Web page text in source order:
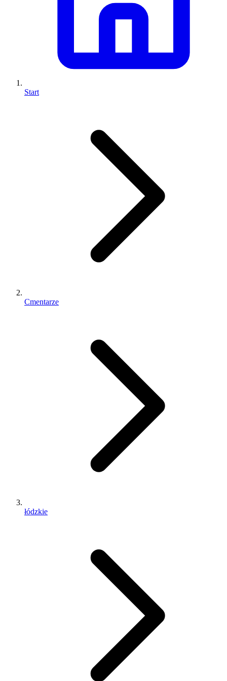
Start
Cmentarze
łódzkie